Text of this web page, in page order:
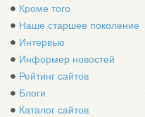
Кроме того
Наше старшее поколение
Интервью
Информер новостей
Рейтинг сайтов
Блоги
Каталог сайтов